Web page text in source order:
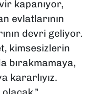
kapanıyor,
evlatlarının
devri geliyor.
kimsesizlerin
bırakmamaya,
kararlıyız.